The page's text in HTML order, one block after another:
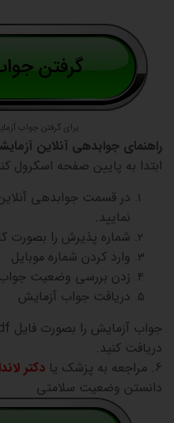
برای گرفتن جواب
راهنمای جوابدهی آنلاین
ابتدا به پایین صفحه اسکرول
در قسمت جوابدهی
نمایید.
شماره پذیرش را بصورت
وارد کردن شماره موبایل
زدن بررسی وضعیت
دریافت جواب آزمایش
دریافت کنید.
6. مراجعه به پزشک یا
دکتر لاندا
دانستن وضعیت سلامتی